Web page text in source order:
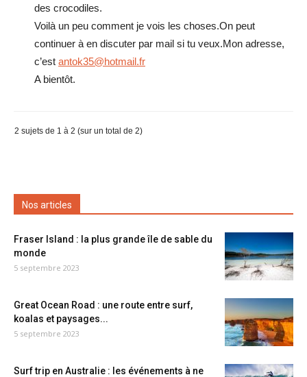
des crocodiles.
Voilà un peu comment je vois les choses.On peut
continuer à en discuter par mail si tu veux.Mon adresse,
c’est antok35@hotmail.fr
A bientôt.
2 sujets de 1 à 2 (sur un total de 2)
Nos articles
Fraser Island : la plus grande île de sable du
monde
5 septembre 2023
Great Ocean Road : une route entre surf,
koalas et paysages...
5 septembre 2023
Surf trip en Australie : les événements à ne